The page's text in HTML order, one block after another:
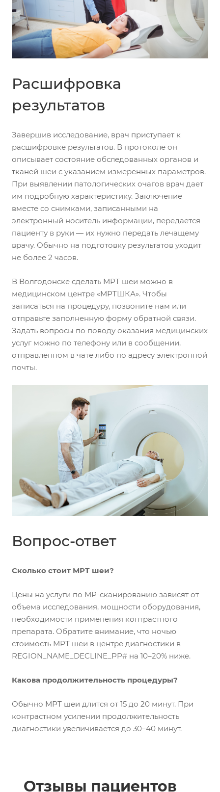
Расшифровка
результатов
Завершив исследование, врач приступает к
расшифровке результатов. В протоколе он
описывает состояние обследованных органов и
тканей шеи с указанием измеренных параметров.
При выявлении патологических очагов врач дает
им подробную характеристику. Заключение
вместе со снимками, записанными на
электронный носитель информации, передается
пациенту в руки — их нужно передать лечащему
врачу. Обычно на подготовку результатов уходит
не более 2 часов.
В Волгодонске сделать МРТ шеи можно в
медицинском центре «МРТШКА». Чтобы
записаться на процедуру, позвоните нам или
отправьте заполненную форму обратной связи.
Задать вопросы по поводу оказания медицинских
услуг можно по телефону или в сообщении,
отправленном в чате либо по адресу электронной
почты.
Вопрос-ответ
Сколько стоит МРТ шеи?
Цены на услуги по МР-сканированию зависят от
объема исследования, мощности оборудования,
необходимости применения контрастного
препарата. Обратите внимание, что ночью
стоимость МРТ шеи в центре диагностики в
REGION_NAME_DECLINE_PP# на 10–20% ниже.
Какова продолжительность процедуры?
Обычно МРТ шеи длится от 15 до 20 минут. При
контрастном усилении продолжительность
диагностики увеличивается до 30–40 минут.
Отзывы пациентов